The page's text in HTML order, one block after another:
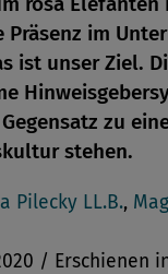
im
ist unser Ziel.
zu
stehen.
Pilecky LL.B.,
/ Erschienen